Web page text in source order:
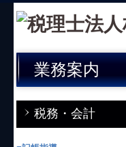
トップページ
事務所紹介
経営理念
業務案内
税務・会計